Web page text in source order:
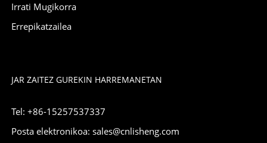
Irrati Mugikorra
Errepikatzailea
JAR ZAITEZ GUREKIN HARREMANETAN
Tel: +86-15257537337
Posta elektronikoa: sales@cnlisheng.com